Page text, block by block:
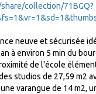
collection/71BGQ?
neuve et sécurisée
à environ 5 min du
de l'école
studios de 27,59 m2
varangue de 14 m2,